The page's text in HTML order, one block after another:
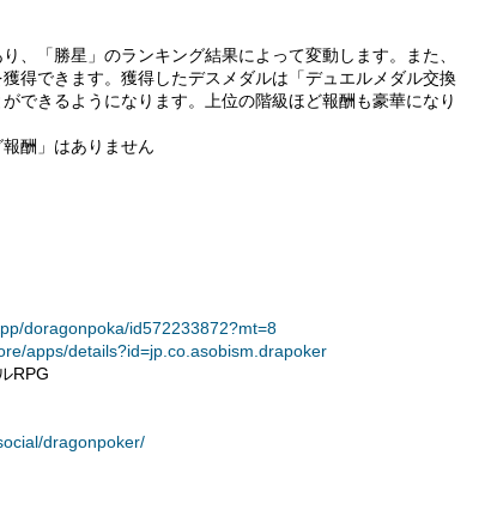
、「勝星」のランキング結果によって変動します。また、
得できます。獲得したデスメダルは「デュエルメダル交換
できるようになります。上位の階級ほど報酬も豪華になり
酬」はありません
doragonpoka/id572233872?mt=8
apps/details?id=jp.co.asobism.drapoker
RPG
dragonpoker/